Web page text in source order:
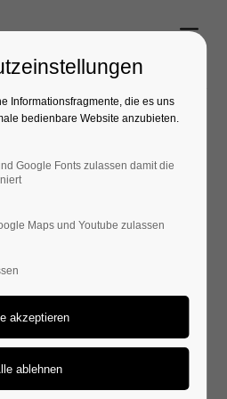
Menu
Realschule
Informationsfragmente, die es uns
bedienbare Website anzubieten.
Google Fonts zulassen damit die
Maps und Youtube zulassen